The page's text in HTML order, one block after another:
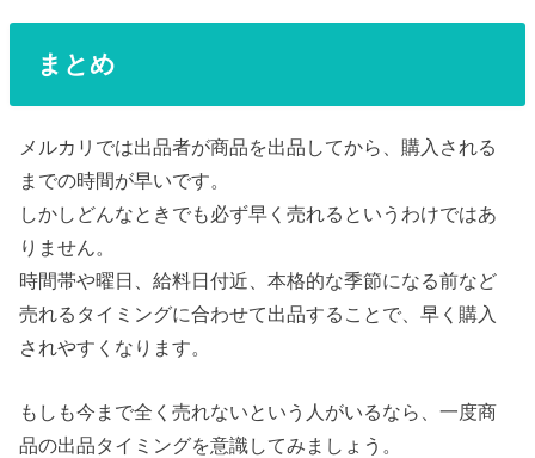
まとめ
メルカリでは出品者が商品を出品してから、購入される
までの時間が早いです。
しかしどんなときでも必ず早く売れるというわけではあ
りません。
時間帯や曜日、給料日付近、本格的な季節になる前など
売れるタイミングに合わせて出品することで、早く購入
されやすくなります。
もしも今まで全く売れないという人がいるなら、一度商
品の出品タイミングを意識してみましょう。